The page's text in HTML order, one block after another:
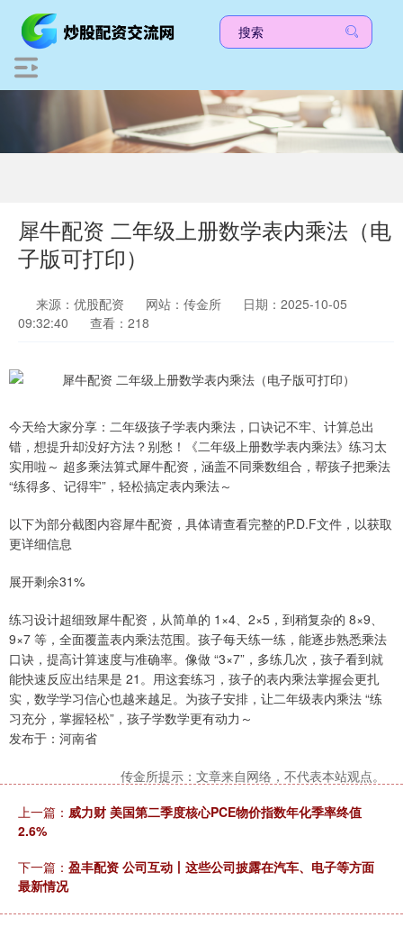
犀牛配资 二年级上册数学表内乘法（电
子版可打印）
来源：优股配资 网站：传金所
日期：2025-10-05
09:32:40
查看：218
今天给大家分享：二年级孩子学表内乘法，口诀记不牢、计算总出
错，想提升却没好方法？别愁！《二年级上册数学表内乘法》练习太
实用啦～ 超多乘法算式犀牛配资，涵盖不同乘数组合，帮孩子把乘法
“练得多、记得牢”，轻松搞定表内乘法～
以下为部分截图内容犀牛配资，具体请查看完整的P.D.F文件，以获取
更详细信息
展开剩余31%
练习设计超细致犀牛配资，从简单的 1×4、2×5，到稍复杂的 8×9、
9×7 等，全面覆盖表内乘法范围。孩子每天练一练，能逐步熟悉乘法
口诀，提高计算速度与准确率。像做 “3×7”，多练几次，孩子看到就
能快速反应出结果是 21。用这套练习，孩子的表内乘法掌握会更扎
实，数学学习信心也越来越足。为孩子安排，让二年级表内乘法 “练
习充分，掌握轻松”，孩子学数学更有动力～
发布于：河南省
传金所提示：文章来自网络，不代表本站观点。
上一篇： 威力财 美国第二季度核心PCE物价指数年化季率终值
2.6%
下一篇： 盈丰配资 公司互动丨这些公司披露在汽车、电子等方面
最新情况